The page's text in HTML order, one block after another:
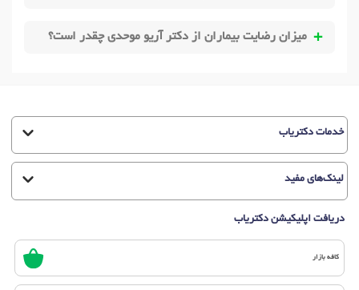
میزان رضایت بیماران از دکتر آریو موحدی چقدر است؟
خدمات دکتریاب
لینک‌های مفید
دریافت اپلیکیشن دکتریاب
کافه بازار